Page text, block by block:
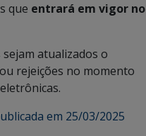
que entrará em vigor no
atualizados o
rejeições no momento
em 25/03/2025